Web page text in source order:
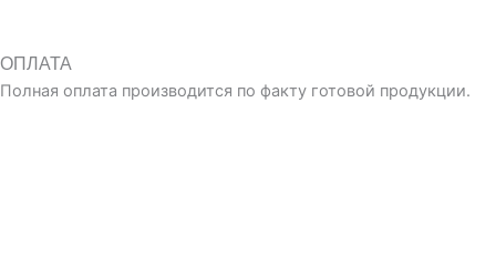
ОПЛАТА
Полная оплата производится по факту готовой продукции.